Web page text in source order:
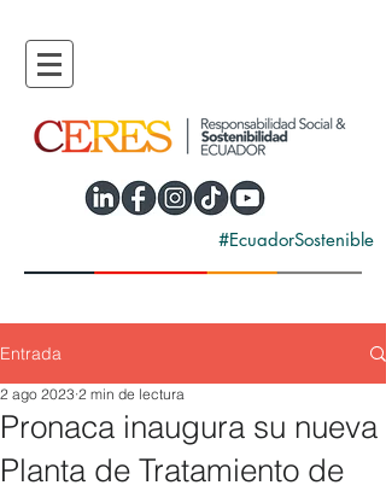
#EcuadorSostenible
Entrada
Pronaca inaugura su nueva
Planta de Tratamiento de
2 ago 2023 2 min de lectura